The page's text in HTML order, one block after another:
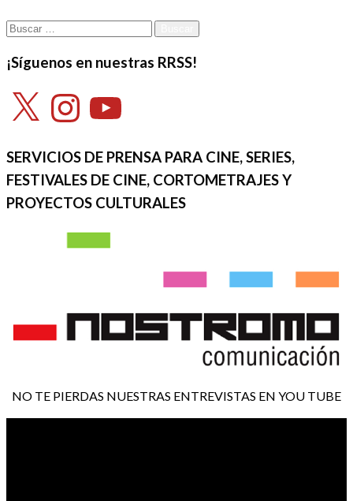
Buscar:
¡Síguenos en nuestras RRSS!
X InstagramYouTube
SERVICIOS DE PRENSA PARA CINE, SERIES,
FESTIVALES DE CINE, CORTOMETRAJES Y
PROYECTOS CULTURALES
NO TE PIERDAS NUESTRAS ENTREVISTAS EN YOU TUBE